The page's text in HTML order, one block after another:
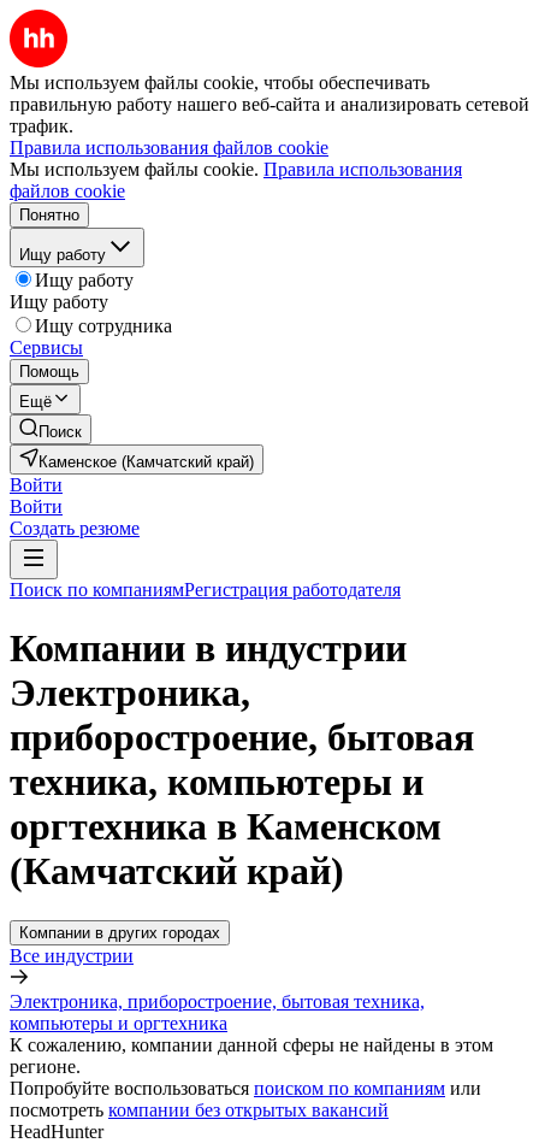
Мы используем файлы cookie, чтобы обеспечивать
правильную работу нашего веб-сайта и анализировать сетевой
трафик.
Правила использования файлов cookie
Мы используем файлы cookie. Правила использования
файлов cookie
Понятно
Ищу работу
Ищу работу
Ищу работу
Ищу сотрудника
Сервисы
Помощь
Ещё
Поиск
Каменское (Камчатский край)
Войти
Войти
Создать резюме
Поиск по компаниямРегистрация работодателя
Компании в индустрии
Электроника,
приборостроение, бытовая
техника, компьютеры и
оргтехника в Каменском
(Камчатский край)
Компании в других городах
Все индустрии
Электроника, приборостроение, бытовая техника,
компьютеры и оргтехника
К сожалению, компании данной сферы не найдены в этом
регионе.
Попробуйте воспользоваться поиском по компаниям или
посмотреть компании без открытых вакансий
HeadHunter